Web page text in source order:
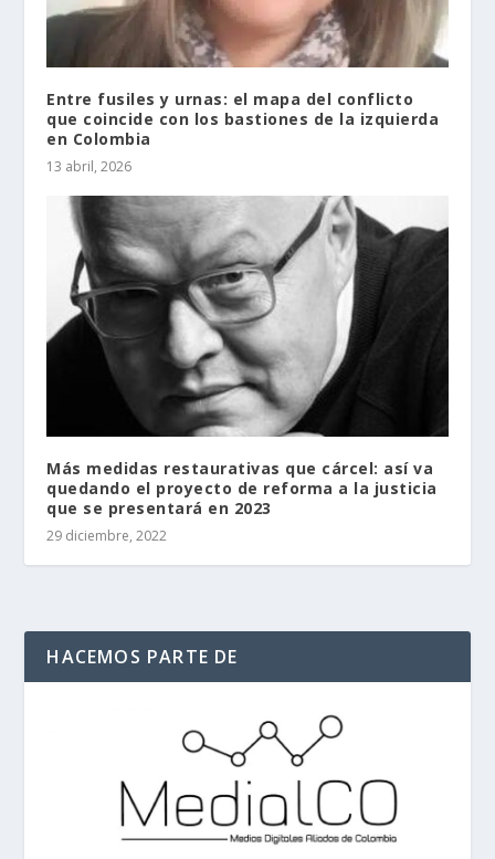
Entre fusiles y urnas: el mapa del conflicto
que coincide con los bastiones de la izquierda
en Colombia
13 abril, 2026
Más medidas restaurativas que cárcel: así va
quedando el proyecto de reforma a la justicia
que se presentará en 2023
29 diciembre, 2022
HACEMOS PARTE DE